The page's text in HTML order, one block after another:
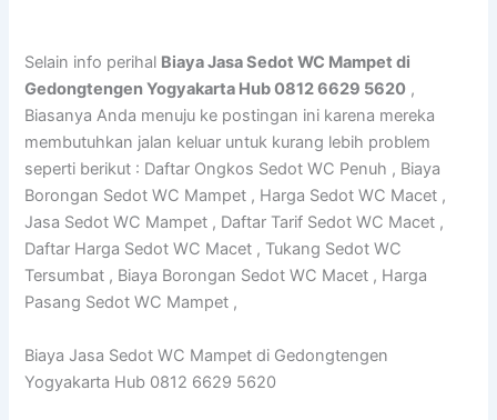
Selain info perihal Biaya Jasa Sedot WC Mampet di
Gedongtengen Yogyakarta Hub 0812 6629 5620 ,
Biasanya Anda menuju ke postingan ini karena mereka
membutuhkan jalan keluar untuk kurang lebih problem
seperti berikut : Daftar Ongkos Sedot WC Penuh , Biaya
Borongan Sedot WC Mampet , Harga Sedot WC Macet ,
Jasa Sedot WC Mampet , Daftar Tarif Sedot WC Macet ,
Daftar Harga Sedot WC Macet , Tukang Sedot WC
Tersumbat , Biaya Borongan Sedot WC Macet , Harga
Pasang Sedot WC Mampet ,
Biaya Jasa Sedot WC Mampet di Gedongtengen
Yogyakarta Hub 0812 6629 5620